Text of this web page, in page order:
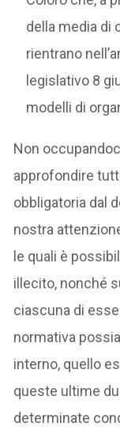
della media di
rientrano
legislativo 8
modelli di
Non
approfondire
obbligatoria dal
nostra
le quali è
illecito, nonché
ciascuna di
normativa
interno, quello
queste ultime
determinate